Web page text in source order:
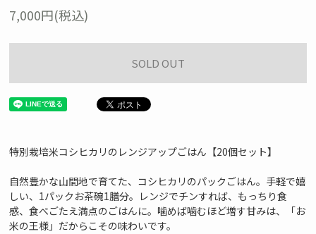
7,000円(税込)
特別栽培米コシヒカリのレンジアップごはん【20個セット】
自然豊かな山間地で育てた、コシヒカリのパックごはん。手軽で嬉
しい、1パックお茶碗1膳分。レンジでチンすれば、もっちり食
感、食べごたえ満点のごはんに。噛めば噛むほど増す甘みは、「お
米の王様」だからこその味わいです。